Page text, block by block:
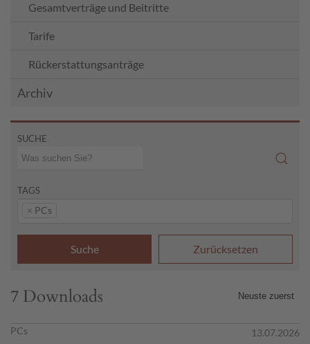
Gesamtverträge und Beitritte
Tarife
Rückerstattungsanträge
Archiv
SUCHE
TAGS
× PCs
Suche Zurücksetzen
7 Downloads
PCs 13.07.2026